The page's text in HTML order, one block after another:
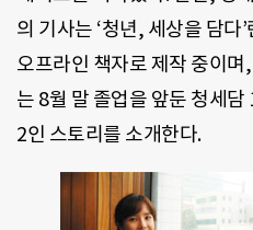
의 기사는 ‘청년, 세상을 담
오프라인 책자로 제작 중이
는 8월 말 졸업을 앞둔 청세담
2인 스토리를 소개한다.